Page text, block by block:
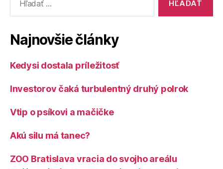
Najnovšie články
Kedysi dostala príležitosť
Investorov čaká turbulentný druhý polrok
Vtip o psíkovi a mačičke
Akú silu má tanec?
ZOO Bratislava vracia do svojho areálu